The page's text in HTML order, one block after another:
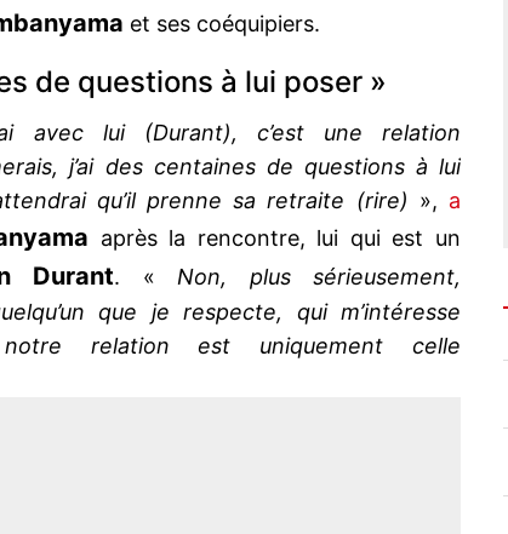
et ses coéquipiers.
de questions à lui poser »
avec lui (Durant), c’est une relation
j’ai des centaines de questions à lui
qu’il prenne sa retraite (rire) », a
après la rencontre, lui qui est un
Durant. « Non, plus sérieusement,
que je respecte, qui m’intéresse
relation est uniquement celle